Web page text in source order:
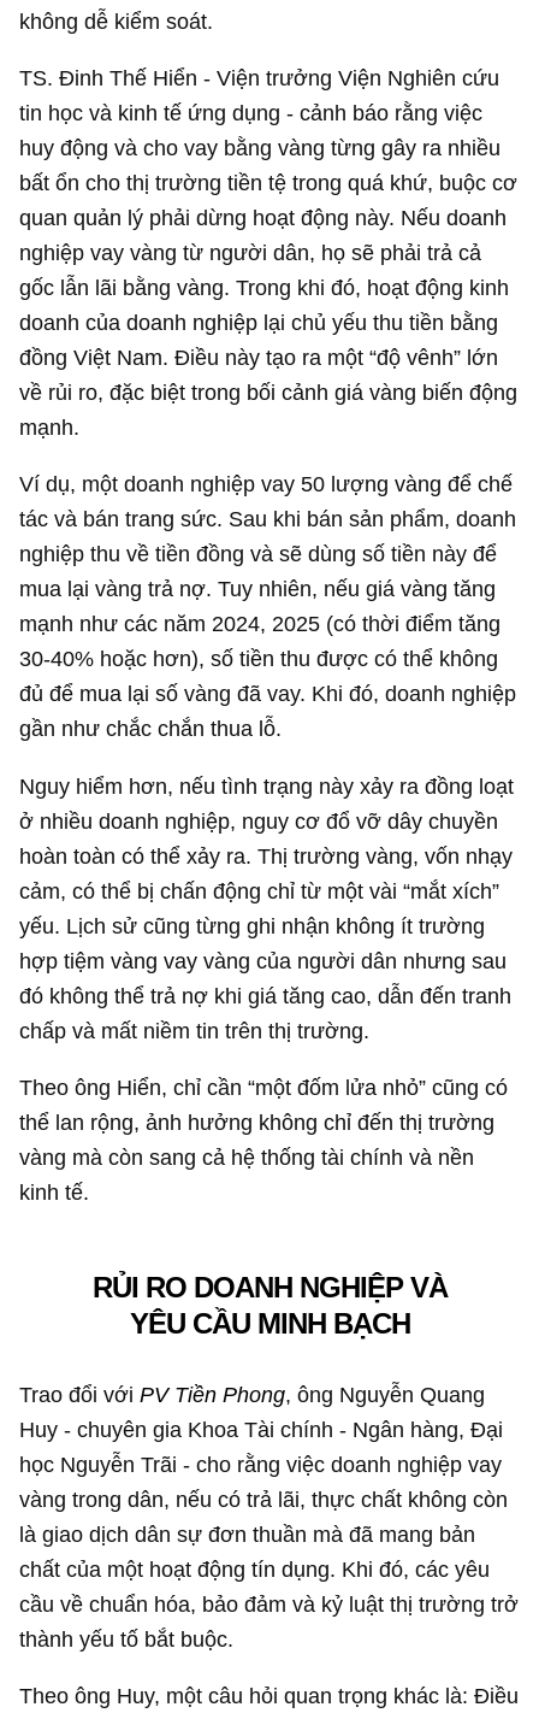
không dễ kiểm soát.
TS. Đinh Thế Hiển - Viện trưởng Viện Nghiên cứu
tin học và kinh tế ứng dụng - cảnh báo rằng việc
huy động và cho vay bằng vàng từng gây ra nhiều
bất ổn cho thị trường tiền tệ trong quá khứ, buộc cơ
quan quản lý phải dừng hoạt động này. Nếu doanh
nghiệp vay vàng từ người dân, họ sẽ phải trả cả
gốc lẫn lãi bằng vàng. Trong khi đó, hoạt động kinh
doanh của doanh nghiệp lại chủ yếu thu tiền bằng
đồng Việt Nam. Điều này tạo ra một “độ vênh” lớn
về rủi ro, đặc biệt trong bối cảnh giá vàng biến động
mạnh.
Ví dụ, một doanh nghiệp vay 50 lượng vàng để chế
tác và bán trang sức. Sau khi bán sản phẩm, doanh
nghiệp thu về tiền đồng và sẽ dùng số tiền này để
mua lại vàng trả nợ. Tuy nhiên, nếu giá vàng tăng
mạnh như các năm 2024, 2025 (có thời điểm tăng
30-40% hoặc hơn), số tiền thu được có thể không
đủ để mua lại số vàng đã vay. Khi đó, doanh nghiệp
gần như chắc chắn thua lỗ.
Nguy hiểm hơn, nếu tình trạng này xảy ra đồng loạt
ở nhiều doanh nghiệp, nguy cơ đổ vỡ dây chuyền
hoàn toàn có thể xảy ra. Thị trường vàng, vốn nhạy
cảm, có thể bị chấn động chỉ từ một vài “mắt xích”
yếu. Lịch sử cũng từng ghi nhận không ít trường
hợp tiệm vàng vay vàng của người dân nhưng sau
đó không thể trả nợ khi giá tăng cao, dẫn đến tranh
chấp và mất niềm tin trên thị trường.
Theo ông Hiển, chỉ cần “một đốm lửa nhỏ” cũng có
thể lan rộng, ảnh hưởng không chỉ đến thị trường
vàng mà còn sang cả hệ thống tài chính và nền
kinh tế.
RỦI RO DOANH NGHIỆP VÀ
YÊU CẦU MINH BẠCH
Trao đổi vớiPV Tiền Phong, ông Nguyễn Quang
Huy - chuyên gia Khoa Tài chính - Ngân hàng, Đại
học Nguyễn Trãi - cho rằng việc doanh nghiệp vay
vàng trong dân, nếu có trả lãi, thực chất không còn
là giao dịch dân sự đơn thuần mà đã mang bản
chất của một hoạt động tín dụng. Khi đó, các yêu
cầu về chuẩn hóa, bảo đảm và kỷ luật thị trường trở
thành yếu tố bắt buộc.
Theo ông Huy, một câu hỏi quan trọng khác là: Điều